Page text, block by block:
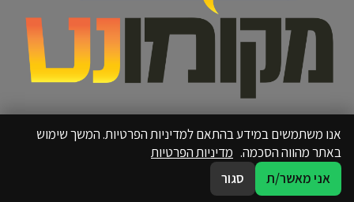
אנו משתמשים במידע בהתאם למדיניות הפרטיות. המשך שימוש
באתר מהווה הסכמה. מדיניות הפרטיות
אני מאשר/ת
סגור